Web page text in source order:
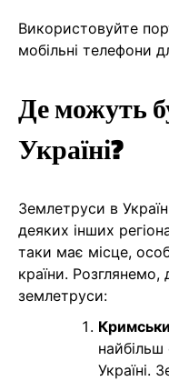
Використовуйте
мобільні телефони
Де можуть
Україні?
Землетруси в
деяких інших
таки має місце,
країни. Розглянемо,
землетруси:
Україні.